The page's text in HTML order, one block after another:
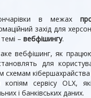
в межах
захід для
– вебфішингу.
вебфішинг, як
для
сервісу OLX,
і банківських даних.